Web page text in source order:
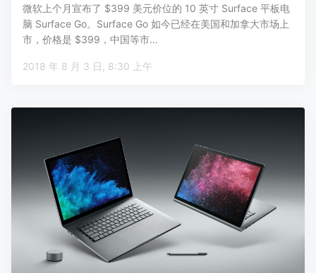
微软上个月宣布了 $399 美元价位的 10 英寸 Surface 平板电
脑 Surface Go。Surface Go 如今已经在美国和加拿大市场上
市，价格是 $399，中国等市…
2018 年 8 月 3 日, 8:30 上午